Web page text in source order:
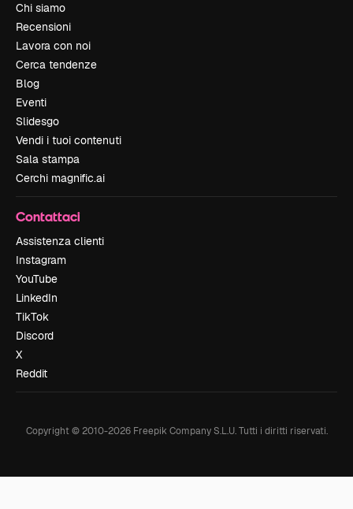
Chi siamo
Recensioni
Lavora con noi
Cerca tendenze
Blog
Eventi
Slidesgo
Vendi i tuoi contenuti
Sala stampa
Cerchi magnific.ai
Contattaci
Assistenza clienti
Instagram
YouTube
LinkedIn
TikTok
Discord
X
Reddit
Copyright © 2010-2026Freepik Company S.L.U. Tutti i diritti riservati.